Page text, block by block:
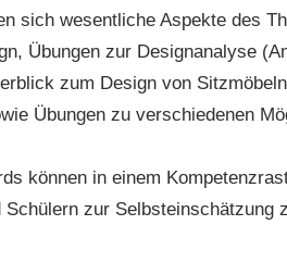
sich wesentliche Aspekte des
Übungen zur Designanalyse
zum Design von
Übungen zu verschiedenen
können in einem
Schülern zur Selbsteinschätzung